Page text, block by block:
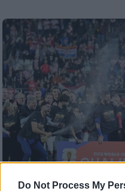
Do Not Process My